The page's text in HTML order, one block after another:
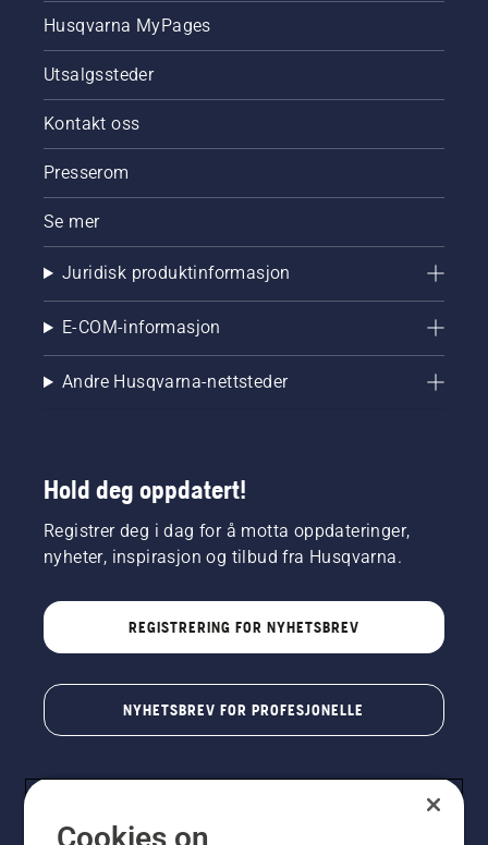
Husqvarna MyPages
Utsalgssteder
Kontakt oss
Presserom
Se mer
Juridisk produktinformasjon
E-COM-informasjon
Andre Husqvarna-nettsteder
Hold deg oppdatert!
Registrer deg i dag for å motta oppdateringer,
nyheter, inspirasjon og tilbud fra Husqvarna.
REGISTRERING FOR NYHETSBREV
NYHETSBREV FOR PROFESJONELLE